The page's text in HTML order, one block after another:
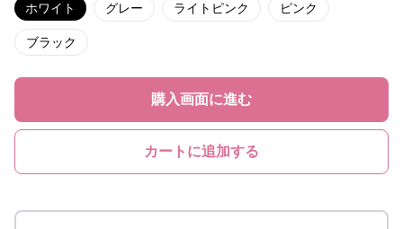
ホワイト グレー ライトピンク ピンク
ブラック
購入画面に進む
カートに追加する